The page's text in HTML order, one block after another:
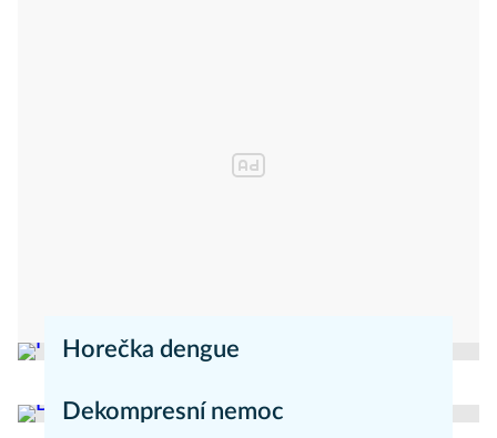
Horečka dengue
Dekompresní nemoc